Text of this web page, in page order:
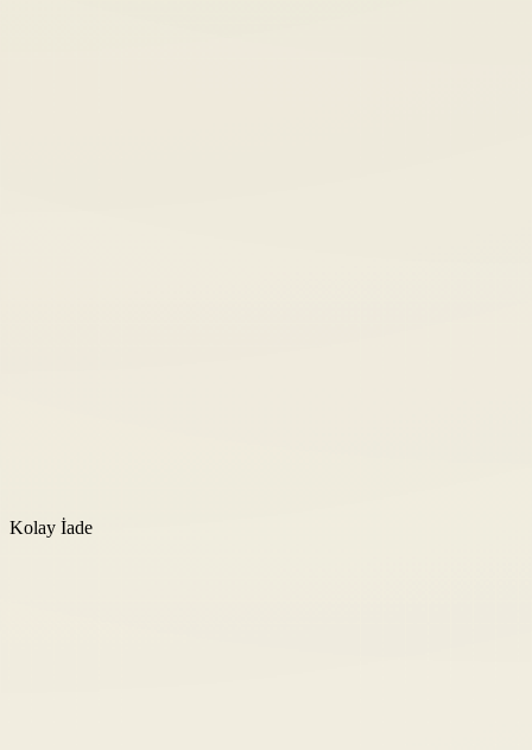
Kolay İade